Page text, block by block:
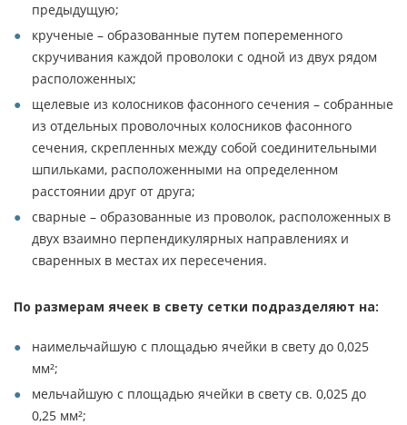
предыдущую;
крученые – образованные путем попеременного
скручивания каждой проволоки с одной из двух рядом
расположенных;
щелевые из колосников фасонного сечения – собранные
из отдельных проволочных колосников фасонного
сечения, скрепленных между собой соединительными
шпильками, расположенными на определенном
расстоянии друг от друга;
сварные – образованные из проволок, расположенных в
двух взаимно перпендикулярных направлениях и
сваренных в местах их пересечения.
По размерам ячеек в свету сетки подразделяют на:
наимельчайшую с площадью ячейки в свету до 0,025
мм²;
мельчайшую с площадью ячейки в свету св. 0,025 до
0,25 мм²;